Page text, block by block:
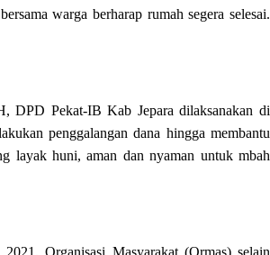
warga berharap rumah segera selesai.
DPD Pekat-IB Kab Jepara dilaksanakan di
penggalangan dana hingga membantu
layak huni, aman dan nyaman untuk mbah
Organisasi Masyarakat (Ormas) selain